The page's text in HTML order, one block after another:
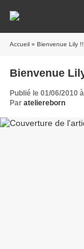
Accueil » Bienvenue Lily !!!
Bienvenue
Publié le 01/06/2010
Par ateliereborn